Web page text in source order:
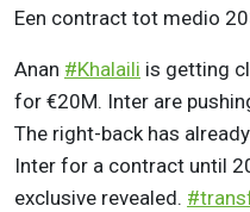
Een contract tot medio
Anan #Khalaili is getting
for €20M. Inter are
The right-back has
Inter for a contract until
exclusive revealed.